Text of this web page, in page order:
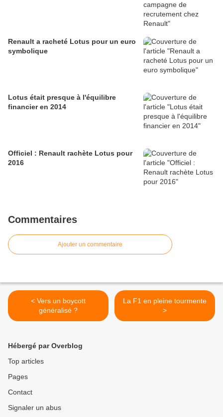
Renault a racheté Lotus pour un euro
symbolique
Lotus était presque à l'équilibre
financier en 2014
Officiel : Renault rachète Lotus pour
2016
Commentaires
Ajouter un commentaire
< Vers un boycott
généralisé ?
La F1 en pleine tourmente
>
Hébergé par Overblog
Top articles
Pages
Contact
Signaler un abus